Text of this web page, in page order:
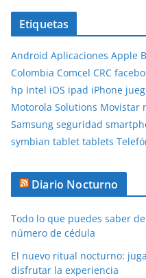
Etiquetas
Android Aplicaciones Apple
Colombia Comcel CRC
hp Intel iOS ipad iPhone
Motorola Solutions Movistar
Samsung seguridad
symbian tablet tablets
Diario Nocturno
Todo lo que puedes saber
número de cédula
El nuevo ritual nocturno:
disfrutar la experiencia